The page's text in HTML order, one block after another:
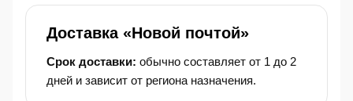
Доставка «Новой почтой»
Срок доставки: обычно составляет от 1 до 2
дней и зависит от региона назначения.